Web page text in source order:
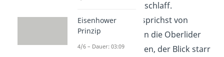
die Wangen sind schlaff.
Verachtung:
Du sprichst von
Verachtung, wenn die Oberlider
nach unten hängen, der Blick starr
Eisenhower
Prinzip
4/6 – Dauer: 03:09